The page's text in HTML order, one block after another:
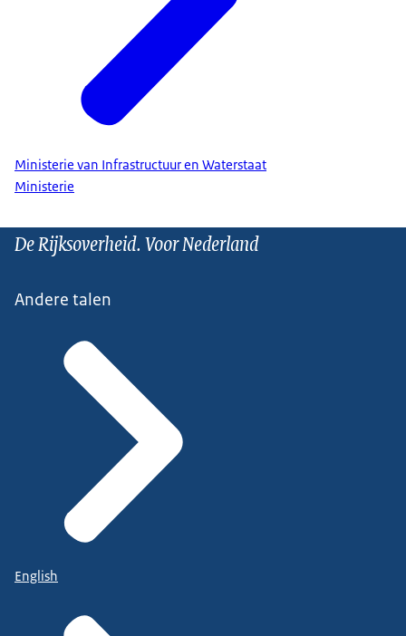
Ministerie van Infrastructuur en Waterstaat
Ministerie
De Rijksoverheid. Voor Nederland
Andere talen
English